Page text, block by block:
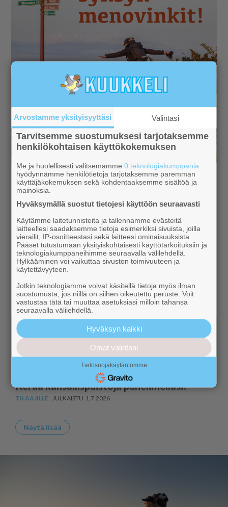
Aiheeseen liittyviä uutisia
Ylläksellä vietetään ensimmäistä
luonnonmetsäpäivää
7.8.2026
Pohjoinen maisema – eilen, tänään ja
huomenna
Hillasadolle ei povata huippuvuotta
Kerää kansallispuistoja puhelimellasi!
1.7.2026
Näytä lisää
Arvostamme yksityisyyttäsi Valintasi
Tarvitsemme suostumuksesi tarjotaksemme
henkilökohtaisen käyttökokemuksen
Me ja huolellisesti valitsemamme0 teknologiakumppania
hyödynnämme henkilötietoja tarjotaksemme paremman
käyttäjäkokemuksen sekä kohdentaaksemme sisältöä ja
mainoksia.
Hyväksymällä suostut tietojesi käyttöön seuraavasti
Käytämme laitetunnisteita ja tallennamme evästeitä
laitteellesi saadaksemme tietoja esimerkiksi sivuista, joilla
vierailit, IP-osoitteestasi sekä laitteesi ominaisuuksista.
Pääset tutustumaan yksityiskohtaisesti käyttötarkoituksiin ja
teknologiakumppaneihimme seuraavalla välilehdellä.
Hylkääminen voi vaikuttaa sivuston toimivuuteen ja
käytettävyyteen.
Jotkin teknologiamme voivat käsitellä tietoja myös ilman
suostumusta, jos niillä on siihen oikeutettu peruste. Voit
vastustaa tätä tai muuttaa asetuksiasi milloin tahansa
seuraavalla välilehdellä.
Hyväksyn kaikki
Omat valintani
Tietosuojakäytäntömme